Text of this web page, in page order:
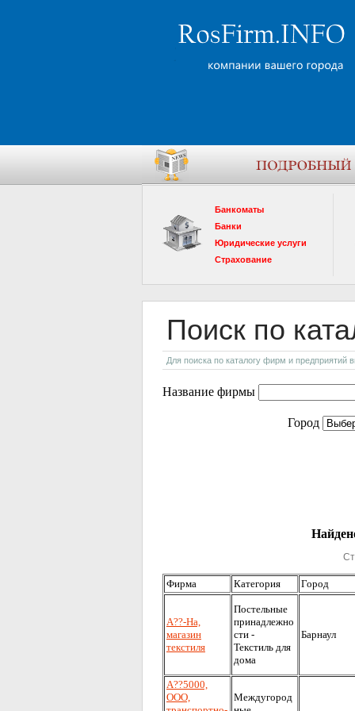
Банкоматы
Банки
Юридические услуги
Страхование
Поиск по
Для поиска по каталогу фирм и предприятий
Название фирмы
Город
Фирма Категория Город
А??-На,
магазин
текстиля
Постельные
принадлежно
сти -
Текстиль для
дома
Барнаул
А??5000,
ООО,
Междугород